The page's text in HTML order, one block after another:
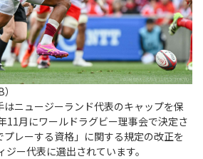
ニュージーランド代表のキャップを保
11月にワールドラグビー理事会で決定さ
レーする資格」に関する規定の改正を
ー代表に選出されています。